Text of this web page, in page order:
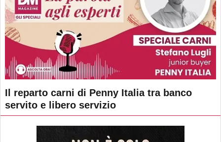
Il reparto carni di Penny Italia tra banco
servito e libero servizio